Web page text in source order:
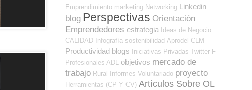
Emprendimiento marketing Networking Linkedin
blog Perspectivas Orientación
Emprendedores estrategia
Ideas de Negocio
CALIDAD Infografía sostenibilidad Aprodel CLM
Productividad blogs Iniciativas Privadas Twitter F
Profesionales ADL
objetivos mercado de
trabajo Rural Informes Voluntariado proyecto
Herramientas (CP Y CV) Artículos Sobre OL